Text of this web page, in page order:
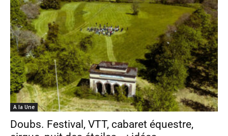
A la Une
Doubs. Festival, VTT, cabaret équestre,